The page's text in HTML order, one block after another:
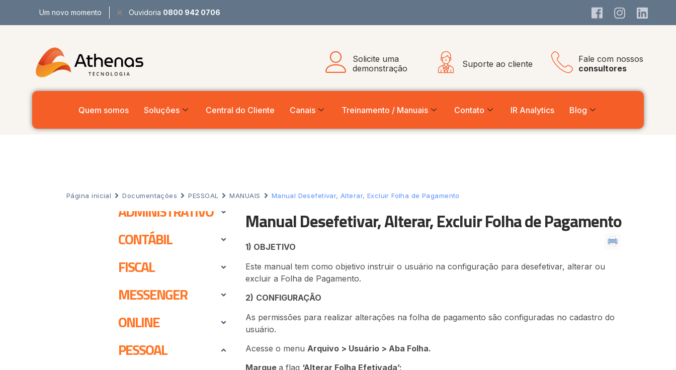
Um novo momento Ouvidoria 0800 942 0706
Solicite uma
demonstração
Suporte ao cliente
Fale com nossos
consultores
Quem somos Soluções Central do Cliente Canais Treinamento / Manuais Contato IR Analytics Blog
Página inicial Documentações PESSOAL MANUAIS Manual Desefetivar, Alterar, Excluir Folha de Pagamento
ADMINISTRATIVO
CONTÁBIL
FISCAL
MESSENGER
ONLINE
PESSOAL
Manual Desefetivar, Alterar, Excluir Folha de Pagamento
1) OBJETIVO
Este manual tem como objetivo instruir o usuário na configuração para desefetivar, alterar ou
excluir a Folha de Pagamento.
2) CONFIGURAÇÃO
As permissões para realizar alterações na folha de pagamento são configuradas no cadastro do
usuário.
Acesse o menu Arquivo > Usuário > Aba Folha.
Marque a flag ‘Alterar Folha Efetivada’;